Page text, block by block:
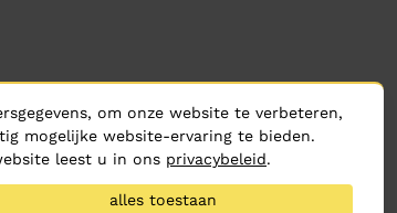
om onze website te verbeteren,
mogelijke website-ervaring te bieden.
leest u in ons privacybeleid.
alles toestaan